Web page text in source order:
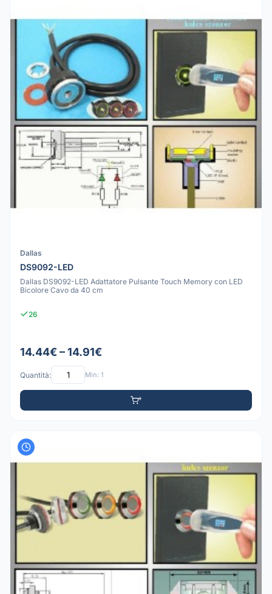
Dallas
DS9092-LED
Dallas DS9092-LED Adattatore Pulsante Touch Memory con LED
Bicolore Cavo da 40 cm
26
14.44€ – 14.91€
Quantità: Min: 1